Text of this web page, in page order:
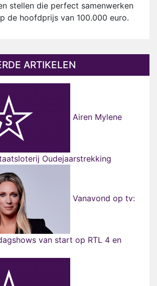
stellen die perfect samenwerken
de hoofdprijs van 100.000 euro.
ARTIKELEN
Airen Mylene
Oudejaarstrekking
Vanavond op tv:
van start op RTL 4 en